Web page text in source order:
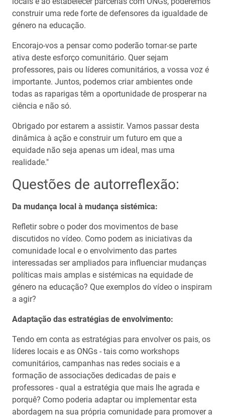
construir uma rede forte de defensores da igualdade de
género na educação.
Encorajo-vos a pensar como poderão tornar-se parte
ativa deste esforço comunitário. Quer sejam
professores, pais ou líderes comunitários, a vossa voz é
importante. Juntos, podemos criar ambientes onde
todas as raparigas têm a oportunidade de prosperar na
ciência e não só.
Obrigado por estarem a assistir. Vamos passar desta
dinâmica à ação e construir um futuro em que a
equidade não seja apenas um ideal, mas uma
realidade."
Questões de autorreflexão:
Da mudança local à mudança sistémica:
Refletir sobre o poder dos movimentos de base
discutidos no vídeo. Como podem as iniciativas da
comunidade local e o envolvimento das partes
interessadas ser ampliados para influenciar mudanças
políticas mais amplas e sistémicas na equidade de
género na educação? Que exemplos do vídeo o inspiram
a agir?
Adaptação das estratégias de envolvimento:
Tendo em conta as estratégias para envolver os pais, os
líderes locais e as ONGs - tais como workshops
comunitários, campanhas nas redes sociais e a
formação de associações dedicadas de pais e
professores - qual a estratégia que mais lhe agrada e
porquê? Como poderia adaptar ou implementar esta
abordagem na sua própria comunidade para promover a